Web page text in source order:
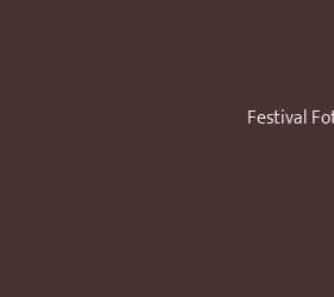
Festival